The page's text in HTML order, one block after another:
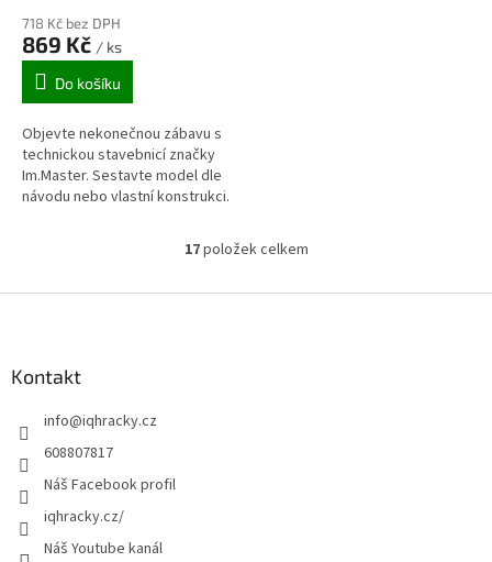
718 Kč bez DPH
869 Kč / ks
Do košíku
Objevte nekonečnou zábavu s
technickou stavebnicí značky
Im.Master. Sestavte model dle
návodu nebo vlastní konstrukci.
O
l
17položek celkem
Kontakt
info@iqhracky.cz
608807817
Náš Facebook profil
iqhracky.cz/
Náš Youtube kanál